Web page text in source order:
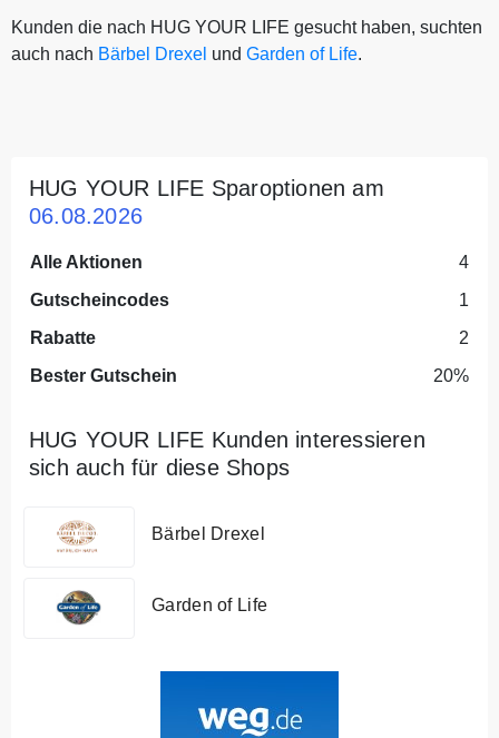
Kunden die nach HUG YOUR LIFE gesucht haben, suchten
auch nach Bärbel Drexel und Garden of Life.
HUG YOUR LIFE Sparoptionen am
06.08.2026
Alle Aktionen
4
Gutscheincodes
1
Rabatte
2
Bester Gutschein
20%
HUG YOUR LIFE Kunden interessieren
sich auch für diese Shops
Bärbel Drexel
Garden of Life